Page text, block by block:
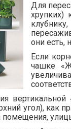
Для
хрупких)
они есть,
Если
чашке
угол), как
помещения,